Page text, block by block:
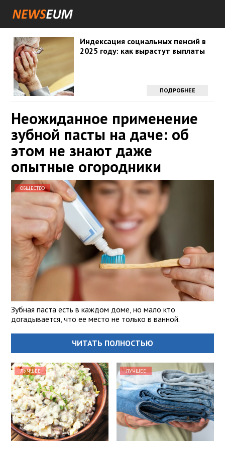
Индексация социальных пенсий в
2025 году: как вырастут выплаты
ПОДРОБНЕЕ
Неожиданное применение
зубной пасты на даче: об
этом не знают даже
опытные огородники
ОБЩЕСТВО
Зубная паста есть в каждом доме, но мало кто
догадывается, что ее место не только в ванной.
ЧИТАТЬ ПОЛНОСТЬЮ
ЛУЧШЕЕ ЛУЧШЕЕ